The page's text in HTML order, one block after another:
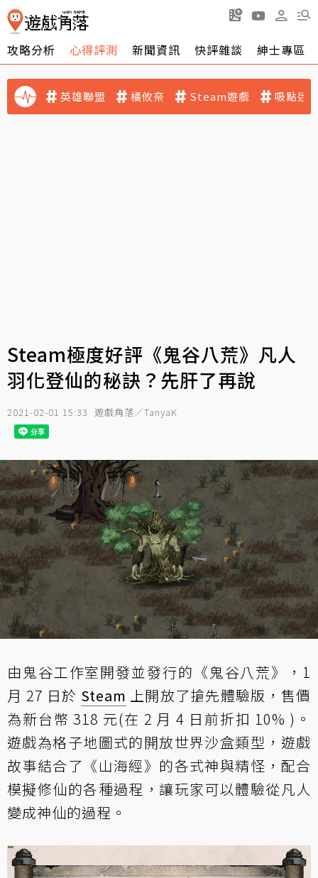
攻略分析 心得評測 新聞資訊 快評雜談 紳士專區
英雄聯盟 橘攸奈 Steam遊戲 吸點迷
Steam極度好評《鬼谷八荒》凡人
羽化登仙的秘訣？先肝了再說
2021-02-01 15:33 遊戲角落／TanyaK
由鬼谷工作室開發並發行的《鬼谷八荒》，1
月 27 日於 Steam 上開放了搶先體驗版，售價
為新台幣 318 元(在 2 月 4 日前折扣 10% )。
遊戲為格子地圖式的開放世界沙盒類型，遊戲
故事結合了《山海經》的各式神與精怪，配合
模擬修仙的各種過程，讓玩家可以體驗從凡人
變成神仙的過程。